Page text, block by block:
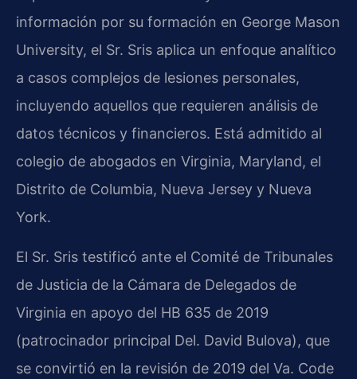
información por su formación en George Mason
University, el Sr. Sris aplica un enfoque analítico
a casos complejos de lesiones personales,
incluyendo aquellos que requieren análisis de
datos técnicos y financieros. Está admitido al
colegio de abogados en Virginia, Maryland, el
Distrito de Columbia, Nueva Jersey y Nueva
York.
El Sr. Sris testificó ante el Comité de Tribunales
de Justicia de la Cámara de Delegados de
Virginia en apoyo del HB 635 de 2019
(patrocinador principal Del. David Bulova), que
se convirtió en la revisión de 2019 del Va. Code